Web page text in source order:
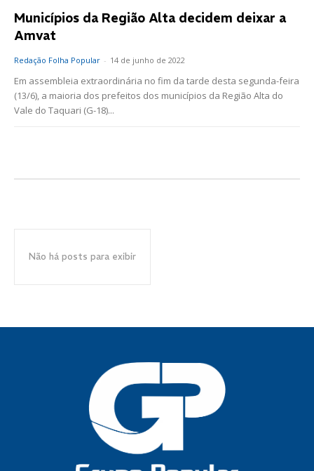
Municípios da Região Alta decidem deixar a
Amvat
Redação Folha Popular - 14 de junho de 2022
Em assembleia extraordinária no fim da tarde desta segunda-feira
(13/6), a maioria dos prefeitos dos municípios da Região Alta do
Vale do Taquari (G-18)...
Não há posts para exibir